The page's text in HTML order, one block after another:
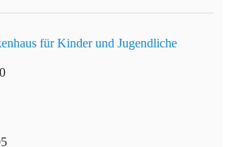
für Kinder und Jugendliche